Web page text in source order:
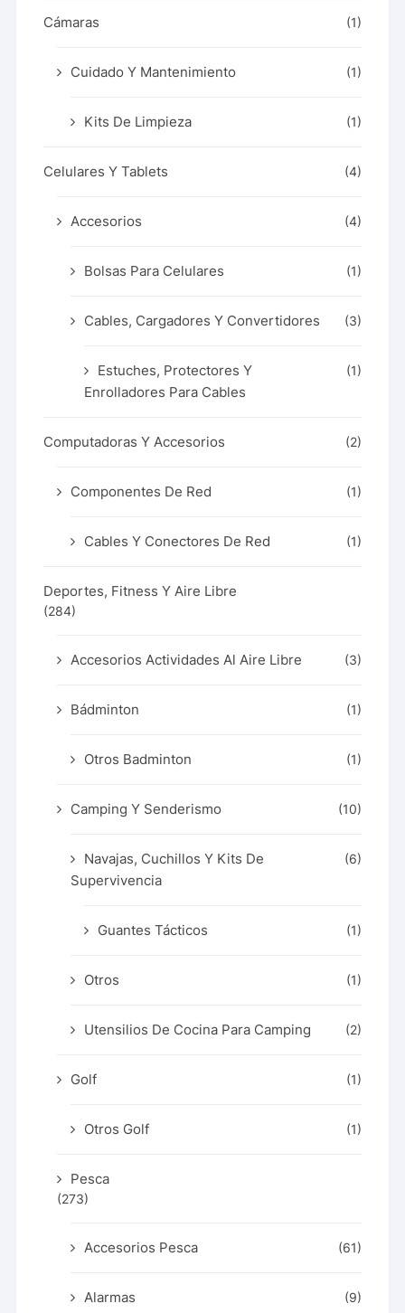
Cámaras (1)
Cuidado Y Mantenimiento (1)
Kits De Limpieza (1)
Celulares Y Tablets (4)
Accesorios (4)
Bolsas Para Celulares (1)
Cables, Cargadores Y Convertidores (3)
Estuches, Protectores Y
Enrolladores Para Cables
(1)
Computadoras Y Accesorios (2)
Componentes De Red (1)
Cables Y Conectores De Red (1)
Deportes, Fitness Y Aire Libre
(284)
Accesorios Actividades Al Aire Libre (3)
Bádminton (1)
Otros Badminton (1)
Camping Y Senderismo (10)
Navajas, Cuchillos Y Kits De
Supervivencia
(6)
Guantes Tácticos (1)
Otros (1)
Utensilios De Cocina Para Camping (2)
Golf (1)
Otros Golf (1)
Pesca
(273)
Accesorios Pesca (61)
Alarmas (9)